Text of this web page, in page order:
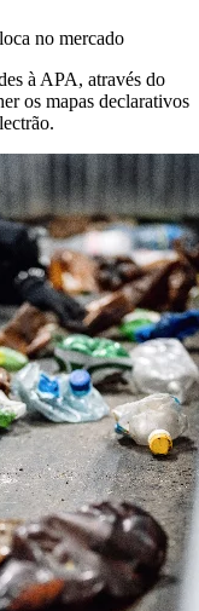
no mercado
à APA, através do
os mapas declarativos